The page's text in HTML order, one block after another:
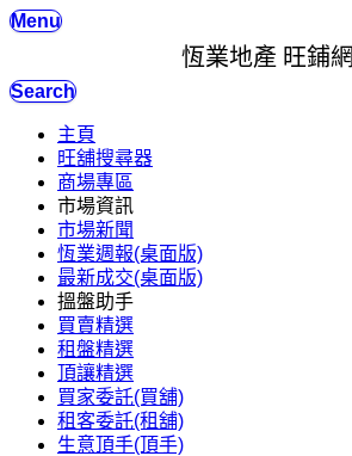
Menu
恆業地產 旺鋪網
Search
主頁
旺舖搜尋器
商場專區
市場資訊
市場新聞
恆業週報(桌面版)
最新成交(桌面版)
搵盤助手
買賣精選
租盤精選
頂讓精選
買家委託(買舖)
租客委託(租舖)
生意頂手(頂手)